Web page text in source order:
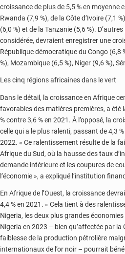
croissance de plus de 5,5 % en moyenne
Rwanda (7,9 %), de la Côte d’Ivoire (7,1
(6,0 %) et de la Tanzanie (5,6 %).
considérée, devraient enregistrer une
République démocratique du Congo (6,8
%), Mozambique (6,5 %), Niger (9,6 %),
Les cinq régions africaines dans le vert
Dans le détail, la croissance en Afrique
favorables des matières premières, a été
% contre 3,6 % en 2021. À l’opposé, la
celle qui a le plus ralenti, passant de 4,3
2022. « Ce ralentissement résulte de la
Afrique du Sud, où la hausse des taux
demande intérieure et les coupures de
l’économie », a expliqué l’institution
En Afrique de l’Ouest, la croissance
4,4 % en 2021. « Cela tient à des
Nigeria, les deux plus grandes
Nigeria en 2023 – bien qu’affectée par la
faiblesse de la production pétrolière
internationaux de l’or noir – pourrait